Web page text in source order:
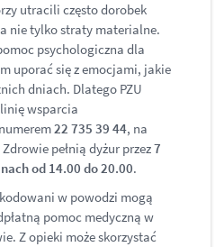
utracili często dorobek
nie tylko straty materialne.
psychologiczna dla
uporać się z emocjami, jakie
dniach. Dlatego PZU
wsparcia
22 735 39 44, na
pełnią dyżur przez7
od 14.00 do 20.00.
w powodzi mogą
pomoc medyczną w
Z opieki może skorzystać